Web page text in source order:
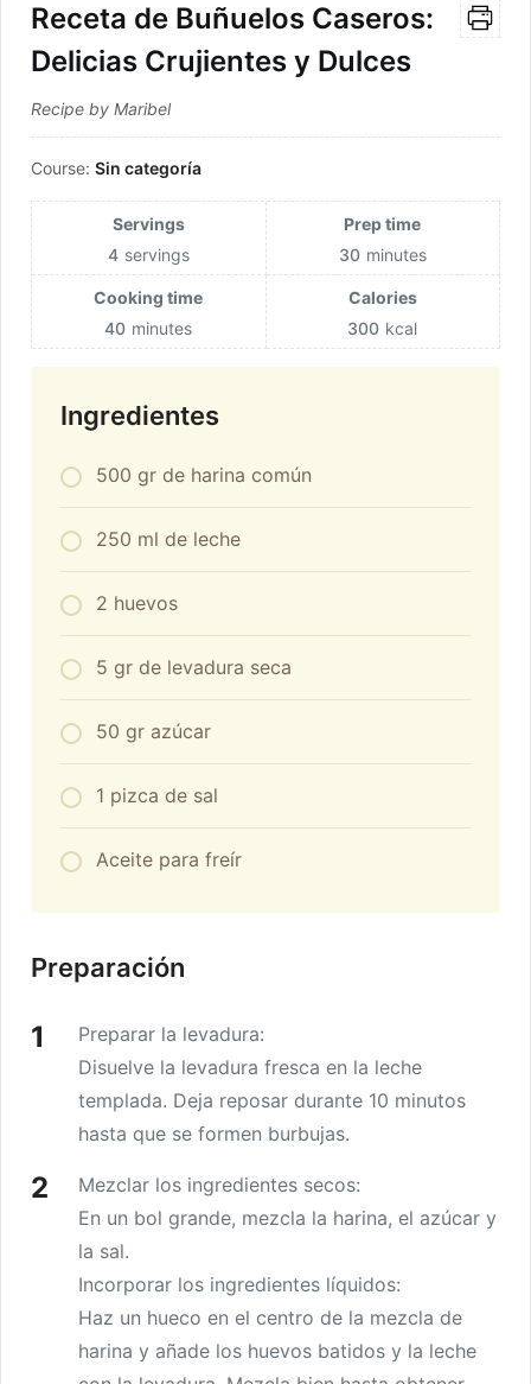
Receta de Buñuelos Caseros:
Delicias Crujientes y Dulces
Recipe by Maribel
Course: Sin categoría
Servings
4 servings
Prep time
30 minutes
Cooking time
40 minutes
Calories
300 kcal
Ingredientes
500 gr de harina común
250 ml de leche
2 huevos
5 gr de levadura seca
50 gr azúcar
1 pizca de sal
Aceite para freír
Preparación
Preparar la levadura:
Disuelve la levadura fresca en la leche
templada. Deja reposar durante 10 minutos
hasta que se formen burbujas.
Mezclar los ingredientes secos:
En un bol grande, mezcla la harina, el azúcar y
la sal.
Incorporar los ingredientes líquidos:
Haz un hueco en el centro de la mezcla de
harina y añade los huevos batidos y la leche